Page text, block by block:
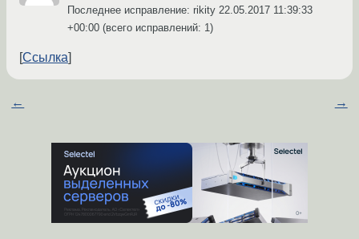
Последнее исправление: rikity 22.05.2017 11:39:33
+00:00 (всего исправлений: 1)
Ссылка
← →